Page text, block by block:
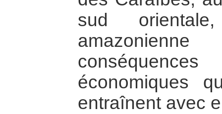
sud
économiques
entraînent avec